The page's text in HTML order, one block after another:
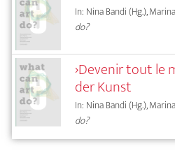
In: Nina Bandi (Hg.),
do?
›Devenir tout le
der Kunst
In: Nina Bandi (Hg.),
do?